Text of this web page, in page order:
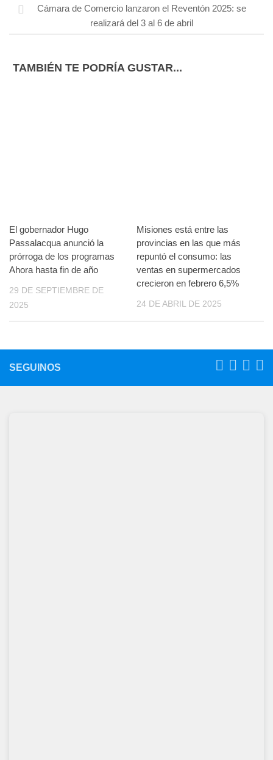
Cámara de Comercio lanzaron el Reventón 2025: se
realizará del 3 al 6 de abril
TAMBIÉN TE PODRÍA GUSTAR...
El gobernador Hugo
Passalacqua anunció la
prórroga de los programas
Ahora hasta fin de año
29 DE SEPTIEMBRE DE
2025
Misiones está entre las
provincias en las que más
repuntó el consumo: las
ventas en supermercados
crecieron en febrero 6,5%
24 DE ABRIL DE 2025
SEGUINOS